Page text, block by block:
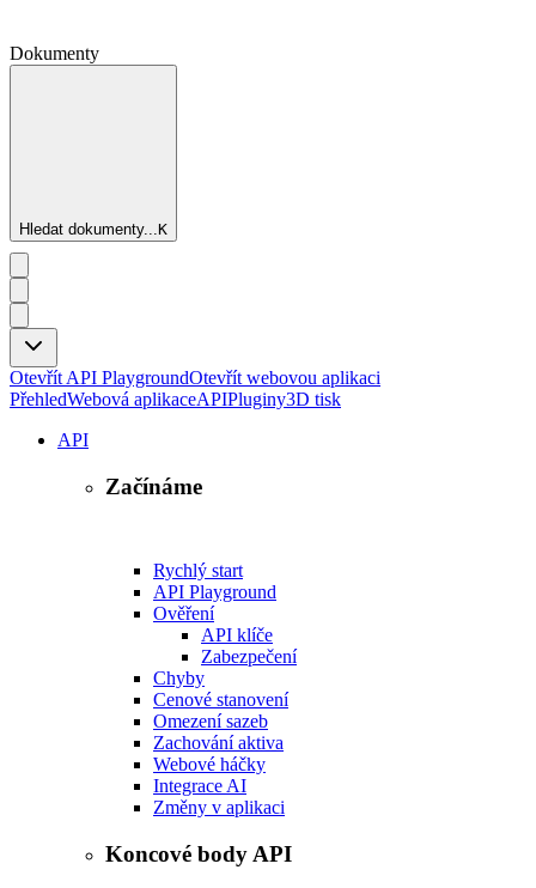
Dokumenty
Hledat dokumenty...K
Otevřít API PlaygroundOtevřít webovou aplikaci
PřehledWebová aplikaceAPIPluginy3D tisk
API
Začínáme
Rychlý start
API Playground
Ověření
API klíče
Zabezpečení
Chyby
Cenové stanovení
Omezení sazeb
Zachování aktiva
Webové háčky
Integrace AI
Změny v aplikaci
Koncové body API